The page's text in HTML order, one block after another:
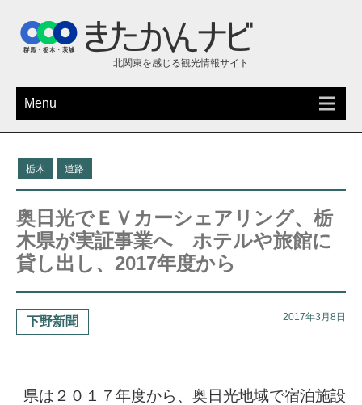
北関東を感じる観光情報サイト
Menu
栃木 道路
奥日光でＥＶカーシェアリング、栃
木県が実証事業へ ホテルや旅館に
貸し出し、2017年度から
下野新聞 2017年3月8日
県は２０１７年度から、奥日光地域で宿泊施設